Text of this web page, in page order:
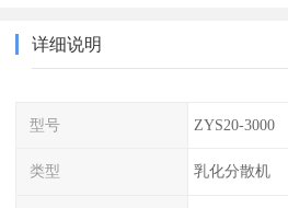
详细说明
型号 ZYS20-3000
类型 乳化分散机